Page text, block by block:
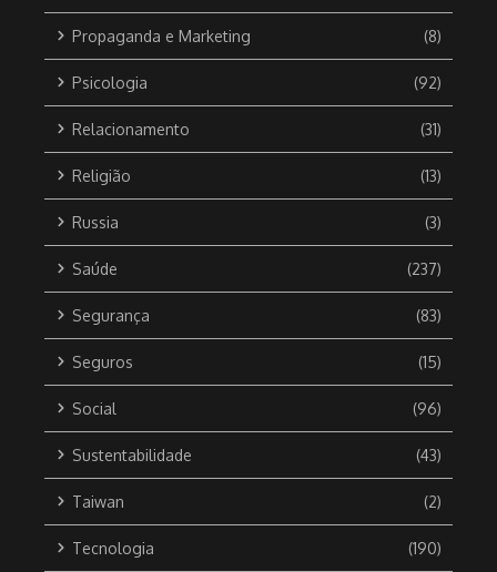
Propaganda e Marketing (8)
Psicologia (92)
Relacionamento (31)
Religião (13)
Russia (3)
Saúde (237)
Segurança (83)
Seguros (15)
Social (96)
Sustentabilidade (43)
Taiwan (2)
Tecnologia (190)